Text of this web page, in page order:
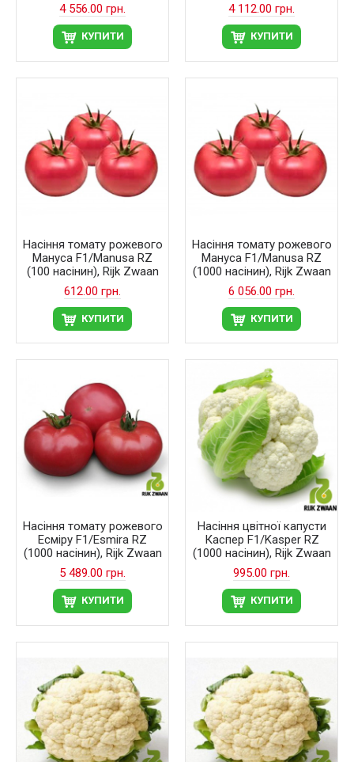
4 556.00 грн.
КУПИТИ
4 112.00 грн.
КУПИТИ
Насіння томату рожевого
Мануса F1/Manusa RZ
(100 насінин), Rijk Zwaan
612.00 грн.
КУПИТИ
Насіння томату рожевого
Мануса F1/Manusa RZ
(1000 насінин), Rijk Zwaan
6 056.00 грн.
КУПИТИ
Насіння томату рожевого
Есміру F1/Esmira RZ
(1000 насінин), Rijk Zwaan
5 489.00 грн.
КУПИТИ
Насіння цвітної капусти
Каспер F1/Kasper RZ
(1000 насінин), Rijk Zwaan
995.00 грн.
КУПИТИ